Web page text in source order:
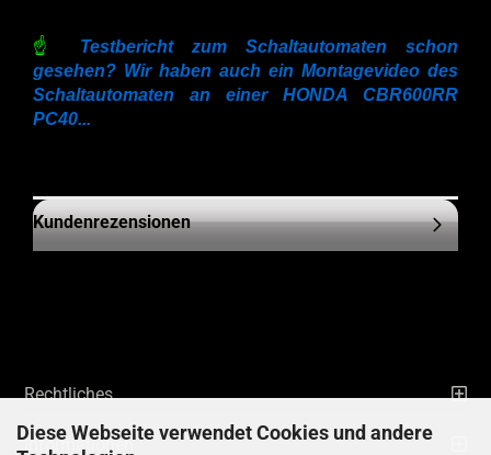
Diese Webseite verwendet Cookies und andere
☝
Testbericht zum Schaltautomaten schon
gesehen? Wir haben auch ein Montagevideo des
Schaltautomaten an einer HONDA CBR600RR
PC40...
Kundenrezensionen
Rechtliches
Informationen